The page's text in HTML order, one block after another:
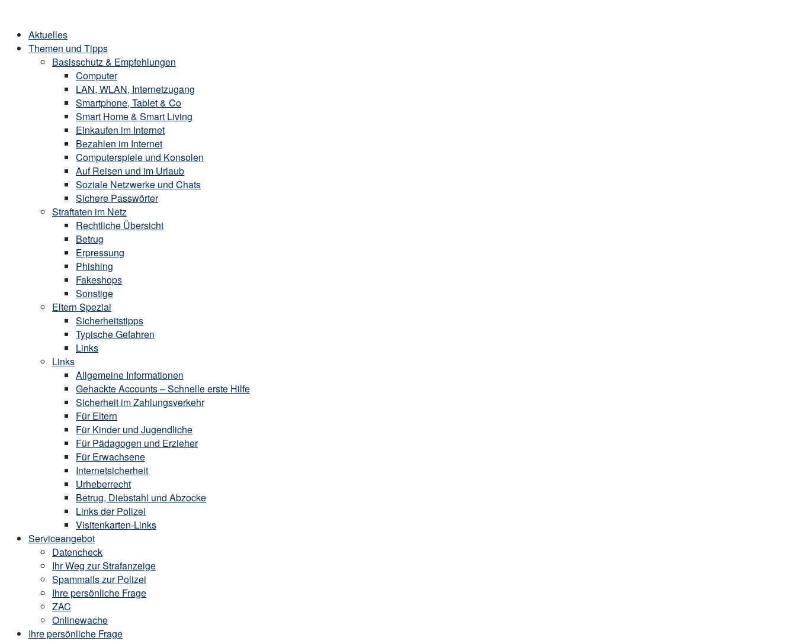
content
Menu Aktuelles
Themen und Tipps
Basisschutz & Empfehlungen
Computer
LAN, WLAN, Internetzugang
Smartphone, Tablet & Co
Smart Home & Smart Living
Einkaufen im Internet
Bezahlen im Internet
Computerspiele und Konsolen
Auf Reisen und im Urlaub
Soziale Netzwerke und Chats
Sichere Passwörter
Straftaten im Netz
Rechtliche Übersicht
Betrug
Erpressung
Phishing
Fakeshops
Sonstige
Eltern Spezial
Sicherheitstipps
Typische Gefahren
Links
Links
Allgemeine Informationen
Gehackte Accounts – Schnelle erste Hilfe
Sicherheit im Zahlungsverkehr
Für Eltern
Für Kinder und Jugendliche
Für Pädagogen und Erzieher
Für Erwachsene
Internetsicherheit
Urheberrecht
Betrug, Diebstahl und Abzocke
Links der Polizei
Visitenkarten-Links
Serviceangebot
Datencheck
Ihr Weg zur Strafanzeige
Spammails zur Polizei
Ihre persönliche Frage
ZAC
Onlinewache
Ihre persönliche Frage